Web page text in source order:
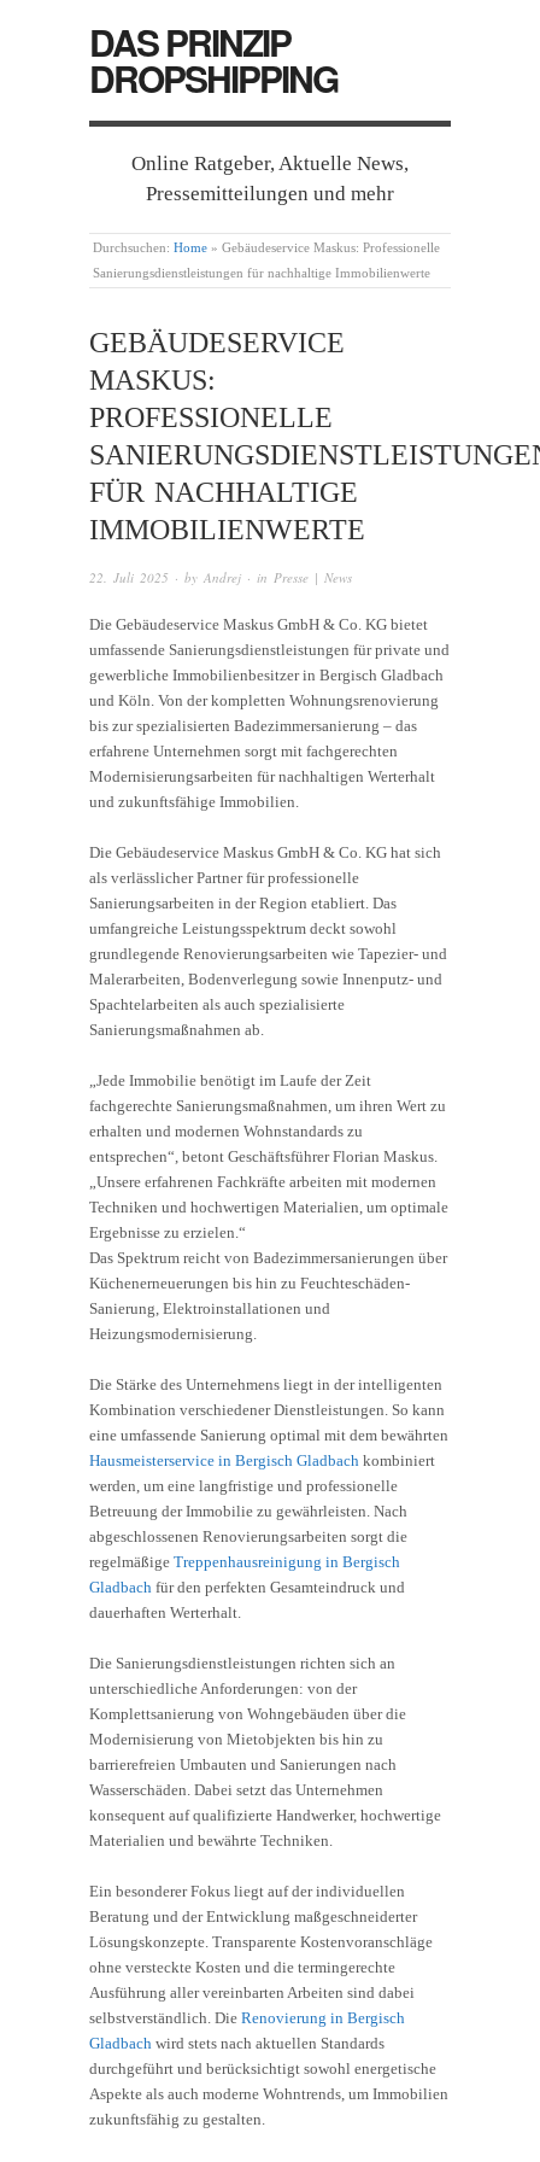
DAS PRINZIP
DROPSHIPPING
Online Ratgeber, Aktuelle News,
Pressemitteilungen und mehr
Durchsuchen: Home » Gebäudeservice Maskus: Professionelle
Sanierungsdienstleistungen für nachhaltige Immobilienwerte
GEBÄUDESERVICE
MASKUS:
PROFESSIONELLE
FÜR NACHHALTIGE
IMMOBILIENWERTE
22. Juli 2025 · by Andrej · in Presse | News
Die Gebäudeservice Maskus GmbH & Co. KG bietet
umfassende Sanierungsdienstleistungen für private und
gewerbliche Immobilienbesitzer in Bergisch Gladbach
und Köln. Von der kompletten Wohnungsrenovierung
bis zur spezialisierten Badezimmersanierung – das
erfahrene Unternehmen sorgt mit fachgerechten
Modernisierungsarbeiten für nachhaltigen Werterhalt
und zukunftsfähige Immobilien.
Die Gebäudeservice Maskus GmbH & Co. KG hat sich
als verlässlicher Partner für professionelle
Sanierungsarbeiten in der Region etabliert. Das
umfangreiche Leistungsspektrum deckt sowohl
grundlegende Renovierungsarbeiten wie Tapezier- und
Malerarbeiten, Bodenverlegung sowie Innenputz- und
Spachtelarbeiten als auch spezialisierte
Sanierungsmaßnahmen ab.
„Jede Immobilie benötigt im Laufe der Zeit
fachgerechte Sanierungsmaßnahmen, um ihren Wert zu
erhalten und modernen Wohnstandards zu
entsprechen“, betont Geschäftsführer Florian Maskus.
„Unsere erfahrenen Fachkräfte arbeiten mit modernen
Techniken und hochwertigen Materialien, um optimale
Ergebnisse zu erzielen.“
Das Spektrum reicht von Badezimmersanierungen über
Küchenerneuerungen bis hin zu Feuchteschäden-
Sanierung, Elektroinstallationen und
Heizungsmodernisierung.
Die Stärke des Unternehmens liegt in der intelligenten
Kombination verschiedener Dienstleistungen. So kann
eine umfassende Sanierung optimal mit dem bewährten
Hausmeisterservice in Bergisch Gladbach kombiniert
werden, um eine langfristige und professionelle
Betreuung der Immobilie zu gewährleisten. Nach
abgeschlossenen Renovierungsarbeiten sorgt die
regelmäßige Treppenhausreinigung in Bergisch
Gladbach für den perfekten Gesamteindruck und
dauerhaften Werterhalt.
Die Sanierungsdienstleistungen richten sich an
unterschiedliche Anforderungen: von der
Komplettsanierung von Wohngebäuden über die
Modernisierung von Mietobjekten bis hin zu
barrierefreien Umbauten und Sanierungen nach
Wasserschäden. Dabei setzt das Unternehmen
konsequent auf qualifizierte Handwerker, hochwertige
Materialien und bewährte Techniken.
Ein besonderer Fokus liegt auf der individuellen
Beratung und der Entwicklung maßgeschneiderter
Lösungskonzepte. Transparente Kostenvoranschläge
ohne versteckte Kosten und die termingerechte
Ausführung aller vereinbarten Arbeiten sind dabei
selbstverständlich. Die Renovierung in Bergisch
Gladbach wird stets nach aktuellen Standards
durchgeführt und berücksichtigt sowohl energetische
Aspekte als auch moderne Wohntrends, um Immobilien
zukunftsfähig zu gestalten.